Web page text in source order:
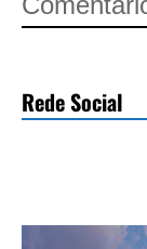
Rede Social